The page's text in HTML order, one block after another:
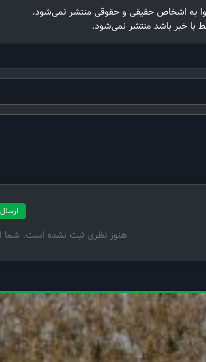
به اشخاص حقیقی و حقوقی منتشر نمی‌شود.
با خبر باشد منتشر نمی‌شود.
هنوز نظری ثبت نشده است. شما